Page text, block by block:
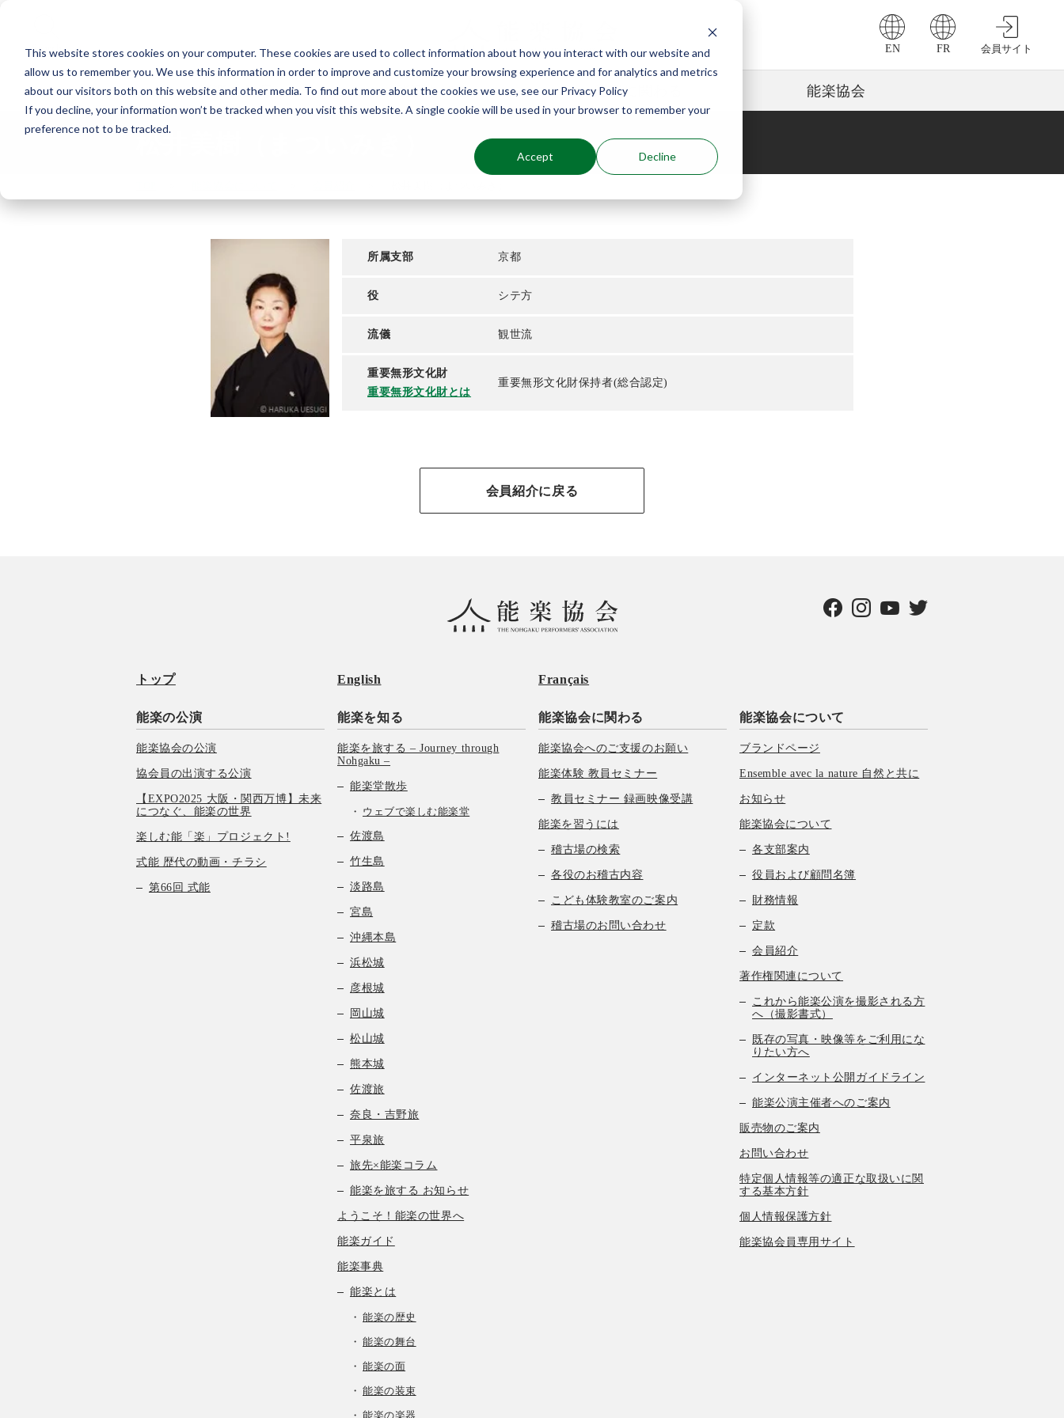
This website stores cookies on your computer. These cookies are used to collect information about how you interact with our website and
allow us to remember you. We use this information in order to improve and customize your browsing experience and for analytics and metrics
about our visitors both on this website and other media. To find out more about the cookies we use, see our Privacy Policy
If you decline, your information won’t be tracked when you visit this website. A single cookie will be used in your browser to remember your
preference not to be tracked.
Accept Decline
Search EN FR 会員サイト
能楽の公演 能楽を知る 能楽に関わる 能楽協会
所属支部 京都
役 シテ方
流儀 観世流
重要無形文化財
重要無形文化財とは
重要無形文化財保持者(総合認定)
会員紹介に戻る
トップ English Français
能楽の公演
能楽協会の公演
協会員の出演する公演
【EXPO2025 大阪・関西万博】未来
につなぐ、能楽の世界
楽しむ能「楽」プロジェクト!
式能 歴代の動画・チラシ
第66回 式能
能楽を知る
能楽を旅する – Journey through
Nohgaku –
能楽堂散歩
ウェブで楽しむ能楽堂
佐渡島
竹生島
淡路島
宮島
沖縄本島
浜松城
彦根城
岡山城
松山城
熊本城
佐渡旅
奈良・吉野旅
平泉旅
旅先×能楽コラム
能楽を旅する お知らせ
ようこそ！能楽の世界へ
能楽ガイド
能楽事典
能楽とは
能楽の歴史
能楽の舞台
能楽の面
能楽の装束
能楽の楽器
能楽協会に関わる
能楽協会へのご支援のお願い
能楽体験 教員セミナー
教員セミナー 録画映像受講
能楽を習うには
稽古場の検索
各役のお稽古内容
こども体験教室のご案内
稽古場のお問い合わせ
能楽協会について
ブランドページ
Ensemble avec la nature 自然と共に
お知らせ
能楽協会について
各支部案内
役員および顧問名簿
財務情報
定款
会員紹介
著作権関連について
これから能楽公演を撮影される方
へ（撮影書式）
既存の写真・映像等をご利用にな
りたい方へ
インターネット公開ガイドライン
能楽公演主催者へのご案内
販売物のご案内
お問い合わせ
特定個人情報等の適正な取扱いに関
する基本方針
個人情報保護方針
能楽協会員専用サイト